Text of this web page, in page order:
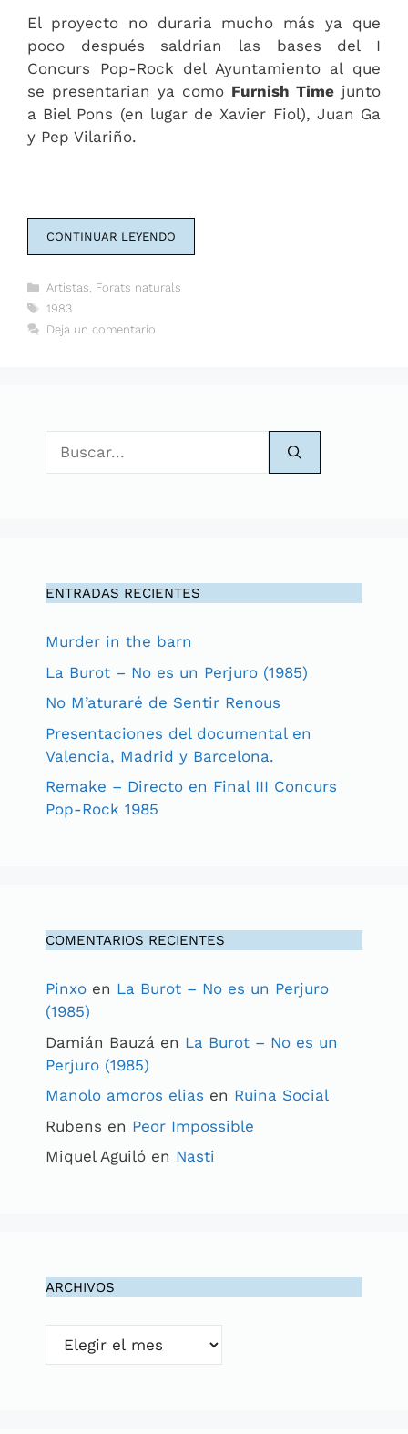
El proyecto no duraria mucho más ya que
poco después saldrian las bases del I
Concurs Pop-Rock del Ayuntamiento al que
se presentarian ya como Furnish Time junto
a Biel Pons (en lugar de Xavier Fiol), Juan Ga
y Pep Vilariño.
CONTINUAR LEYENDO
Categorías
Artistas, Forats naturals
Etiquetas
1983
Deja un comentario
ENTRADAS RECIENTES
Murder in the barn
La Burot – No es un Perjuro (1985)
No M’aturaré de Sentir Renous
Presentaciones del documental en
Valencia, Madrid y Barcelona.
Remake – Directo en Final III Concurs
Pop-Rock 1985
COMENTARIOS RECIENTES
Pinxo en La Burot – No es un Perjuro
(1985)
Damián Bauzá en La Burot – No es un
Perjuro (1985)
Manolo amoros elias en Ruina Social
Rubens en Peor Impossible
Miquel Aguiló en Nasti
ARCHIVOS
Archivos